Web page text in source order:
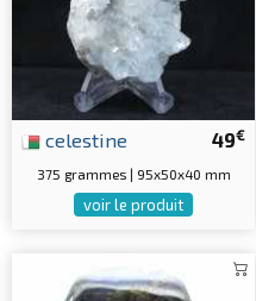
49€
celestine
375 grammes | 95x50x40 mm
voir le produit